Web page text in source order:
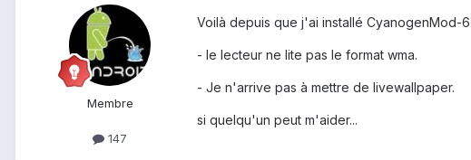
Membre
147
Voilà depuis que j'ai installé CyanogenMod-
- le lecteur ne lite pas le format wma.
- Je n'arrive pas à mettre de livewallpaper.
si quelqu'un peut m'aider...